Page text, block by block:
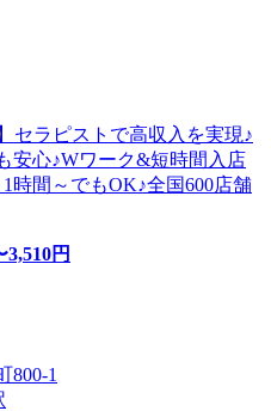
セラピストで高収入を実現♪
安心♪Wワーク&短時間入店
時間～でもOK♪全国600店舗
3,510円
800-1